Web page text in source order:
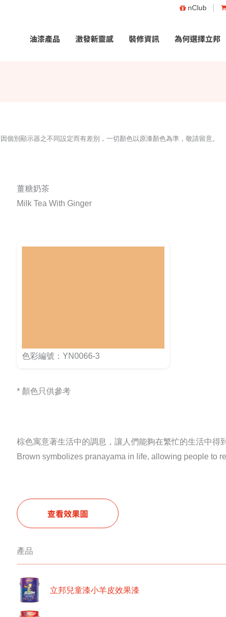
nClub
油漆產品 激發新靈感 裝修資訊 為何選擇立邦
個別顯示器之不同設定而有差別，一切顏色以原漆顏色為準，敬請留意。
薑糖奶茶
Milk Tea With Ginger
色彩編號：YN0066-3
* 顏色只供參考
棕色寓意著生活中的調息，讓人們能夠在繁忙的生活中得
Brown symbolizes pranayama in life, allowing people to
查看效果圖
產品
立邦兒童漆小羊皮效果漆